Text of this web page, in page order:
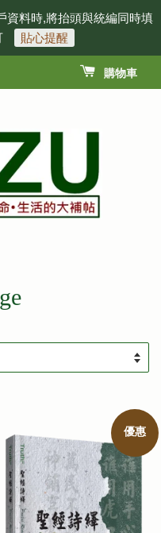
資料時,將抬頭與統編同時填
貼心提醒
購物車
優惠